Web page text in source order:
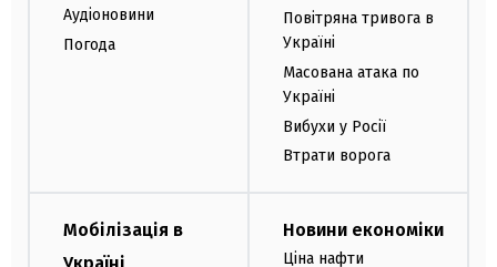
Аудіоновини
Погода
Повітряна тривога в
Україні
Масована атака по
Україні
Вибухи у Росії
Втрати ворога
Мобілізація в
Новини економіки
Ціна нафти